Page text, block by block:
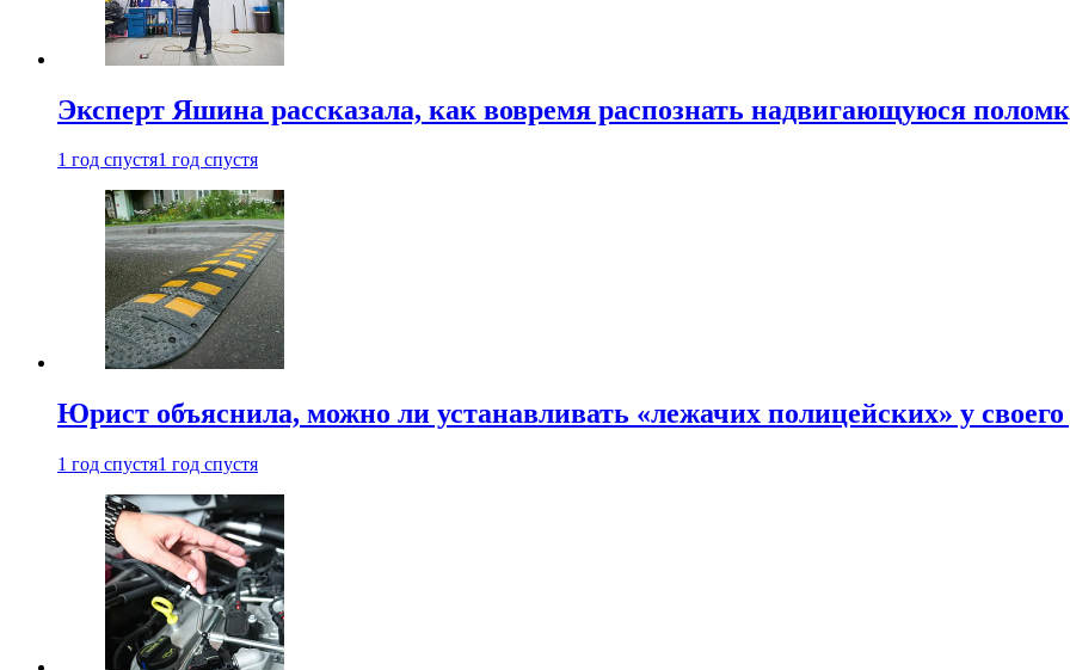
Эксперт Яшина рассказала, как вовремя распознать надвигающуюся
1 год спустя1 год спустя
Юрист объяснила, можно ли устанавливать «лежачих полицейских» у
1 год спустя1 год спустя